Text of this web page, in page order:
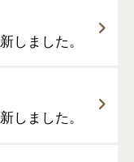
しました。
しました。